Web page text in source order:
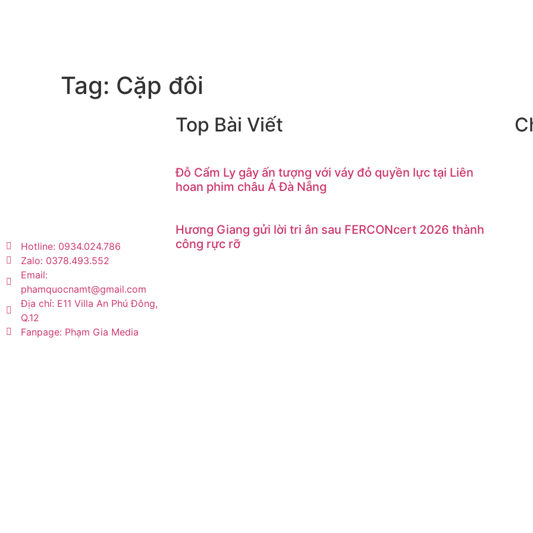
Tag: Cặp đôi
Hotline: 0934.024.786
Zalo: 0378.493.552
Email:
phamquocnamt@gmail.com
Địa chỉ: E11 Villa An Phú Đông,
Q.12
Fanpage: Phạm Gia Media
Top Bài Viết
Đỗ Cẩm Ly gây ấn tượng với váy đỏ quyền lực tại Liên
hoan phim châu Á Đà Nẵng
Hương Giang gửi lời tri ân sau FERCONcert 2026 thành
công rực rỡ